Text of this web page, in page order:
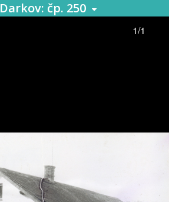
Darkov: čp. 250
1/1